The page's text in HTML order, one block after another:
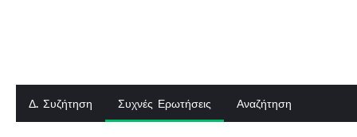
Δ. Συζήτηση Συχνές Ερωτήσεις Αναζήτηση